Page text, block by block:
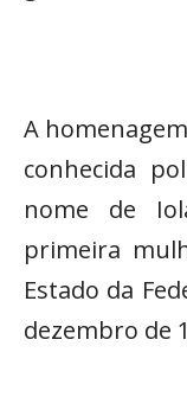
A
conhecida
nome de
primeira
Estado da
dezembro de